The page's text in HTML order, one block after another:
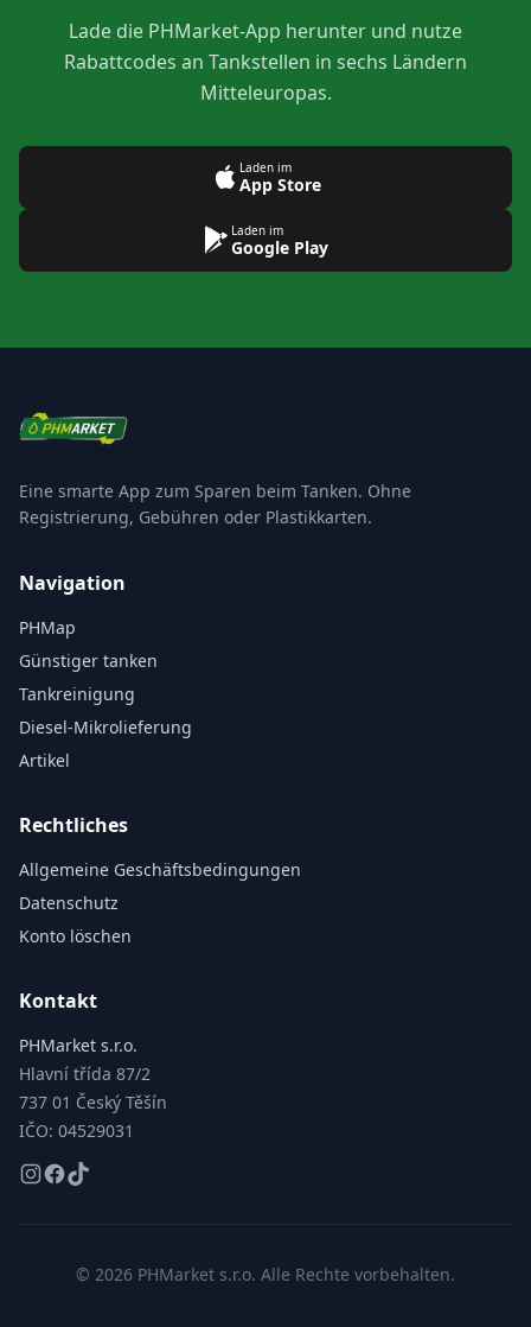
Lade die PHMarket-App herunter und nutze
Rabattcodes an Tankstellen in sechs Ländern
Mitteleuropas.
Laden im
App Store
Laden im
Google Play
Eine smarte App zum Sparen beim Tanken. Ohne
Registrierung, Gebühren oder Plastikkarten.
Navigation
PHMap
Günstiger tanken
Tankreinigung
Diesel-Mikrolieferung
Artikel
Rechtliches
Allgemeine Geschäftsbedingungen
Datenschutz
Konto löschen
Kontakt
PHMarket s.r.o.
Hlavní třída 87/2
737 01 Český Těšín
IČO: 04529031
© 2026 PHMarket s.r.o. Alle Rechte vorbehalten.